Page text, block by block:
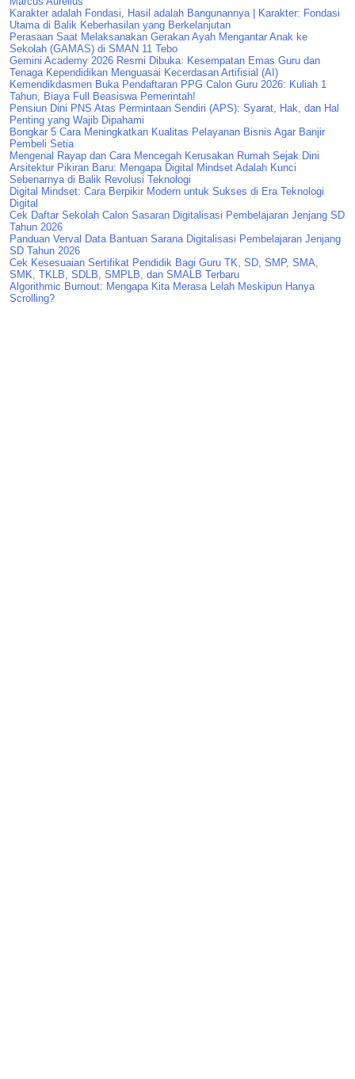
Karakter adalah Fondasi, Hasil adalah Bangunannya | Karakter: Fondasi
Utama di Balik Keberhasilan yang Berkelanjutan
Perasaan Saat Melaksanakan Gerakan Ayah Mengantar Anak ke
Sekolah (GAMAS) di SMAN 11 Tebo
Gemini Academy 2026 Resmi Dibuka: Kesempatan Emas Guru dan
Tenaga Kependidikan Menguasai Kecerdasan Artifisial (AI)
Kemendikdasmen Buka Pendaftaran PPG Calon Guru 2026: Kuliah 1
Tahun, Biaya Full Beasiswa Pemerintah!
Pensiun Dini PNS Atas Permintaan Sendiri (APS): Syarat, Hak, dan Hal
Penting yang Wajib Dipahami
Bongkar 5 Cara Meningkatkan Kualitas Pelayanan Bisnis Agar Banjir
Pembeli Setia
Mengenal Rayap dan Cara Mencegah Kerusakan Rumah Sejak Dini
Arsitektur Pikiran Baru: Mengapa Digital Mindset Adalah Kunci
Sebenarnya di Balik Revolusi Teknologi
Digital Mindset: Cara Berpikir Modern untuk Sukses di Era Teknologi
Digital
Cek Daftar Sekolah Calon Sasaran Digitalisasi Pembelajaran Jenjang SD
Tahun 2026
Panduan Verval Data Bantuan Sarana Digitalisasi Pembelajaran Jenjang
SD Tahun 2026
Cek Kesesuaian Sertifikat Pendidik Bagi Guru TK, SD, SMP, SMA,
SMK, TKLB, SDLB, SMPLB, dan SMALB Terbaru
Algorithmic Burnout: Mengapa Kita Merasa Lelah Meskipun Hanya
Scrolling?